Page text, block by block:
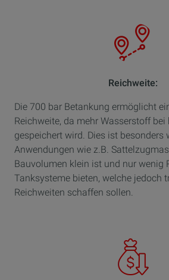
Reichweite:
Die 700 bar Betankung ermöglicht
Reichweite, da mehr Wasserstoff bei
gespeichert wird. Dies ist besonders
Anwendungen wie z.B.
Bauvolumen klein ist und nur wenig
Tanksysteme bieten, welche jedoch
Reichweiten schaffen sollen.